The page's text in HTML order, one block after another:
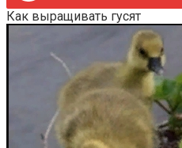
Как выращивать гусят